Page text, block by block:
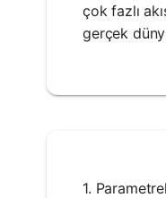
çok fazlı
gerçek
1.